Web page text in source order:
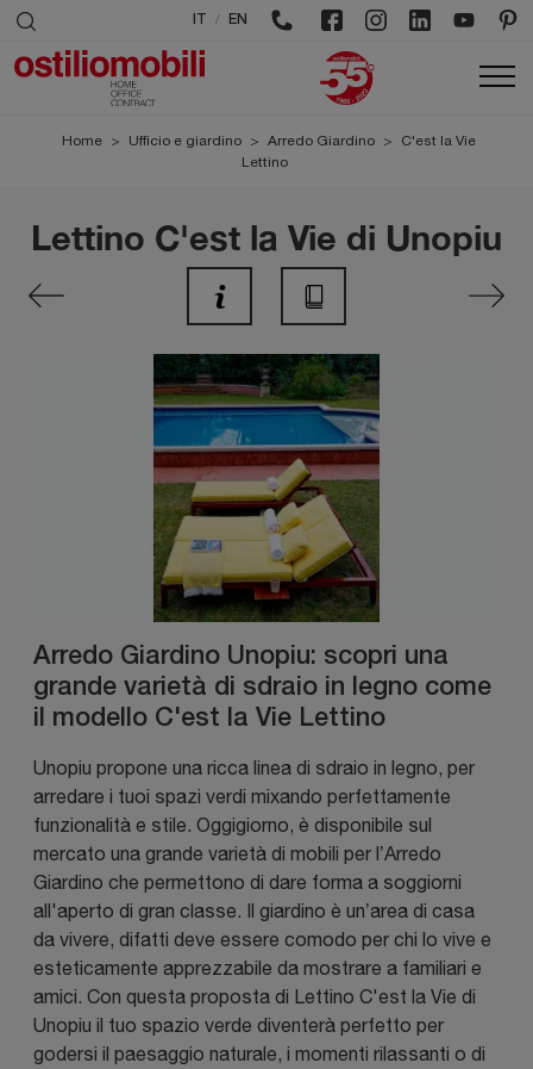
/ EN
Home > Ufficio e giardino > Arredo Giardino >
C'est la Vie
Lettino
Lettino C'est la Vie di Unopiu
Arredo Giardino Unopiu: scopri una
grande varietà di sdraio in legno come
il modello C'est la Vie Lettino
Unopiu propone una ricca linea di sdraio in legno, per
arredare i tuoi spazi verdi mixando perfettamente
funzionalità e stile. Oggigiorno, è disponibile sul
mercato una grande varietà di mobili per l’Arredo
Giardino che permettono di dare forma a soggiorni
all'aperto di gran classe. Il giardino è un’area di casa
da vivere, difatti deve essere comodo per chi lo vive e
esteticamente apprezzabile da mostrare a familiari e
amici. Con questa proposta di Lettino C'est la Vie di
Unopiu il tuo spazio verde diventerà perfetto per
godersi il paesaggio naturale, i momenti rilassanti o di